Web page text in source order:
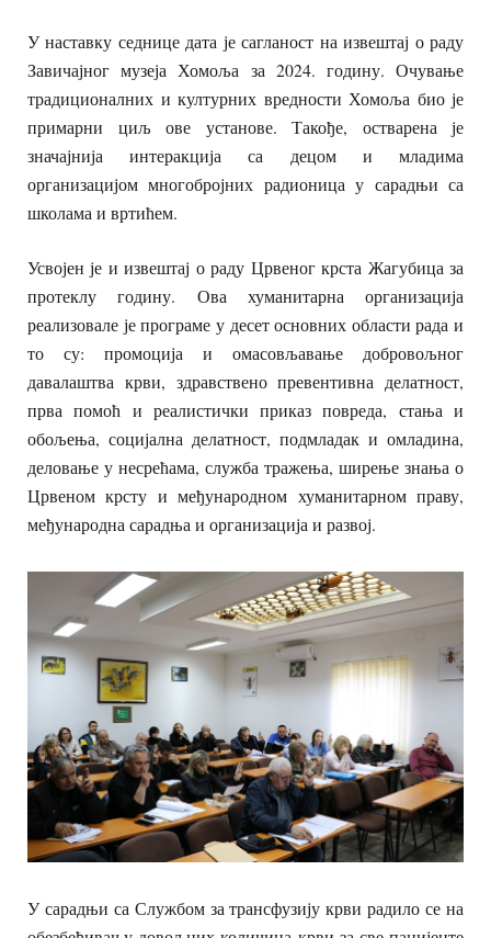
У наставку седнице дата је сагланост на извештај о раду
Завичајног музеја Хомоља за 2024. годину. Очување
традиционалних и културних вредности Хомоља био је
примарни циљ ове установе. Такође, остварена је
значајнија интеракција са децом и младима
организацијом многобројних радионица у сарадњи са
школама и вртићем.
Усвојен је и извештај о раду Црвеног крста Жагубица за
протеклу годину. Ова хуманитарна организација
реализовале је програме у десет основних области рада и
то су: промоција и омасовљавање добровољног
давалаштва крви, здравствено превентивна делатност,
прва помоћ и реалистички приказ повреда, стања и
обољења, социјална делатност, подмладак и омладина,
деловање у несрећама, служба тражења, ширење знања о
Црвеном крсту и међународном хуманитарном праву,
међународна сарадња и организација и развој.
У сарадњи са Службом за трансфузију крви радило се на